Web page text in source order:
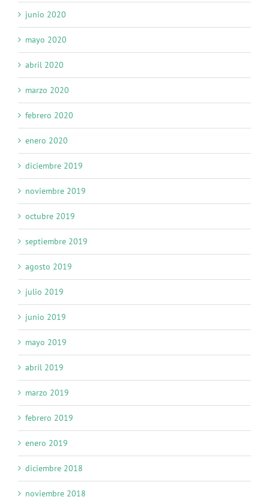
junio 2020
mayo 2020
abril 2020
marzo 2020
febrero 2020
enero 2020
diciembre 2019
noviembre 2019
octubre 2019
septiembre 2019
agosto 2019
julio 2019
junio 2019
mayo 2019
abril 2019
marzo 2019
febrero 2019
enero 2019
diciembre 2018
noviembre 2018